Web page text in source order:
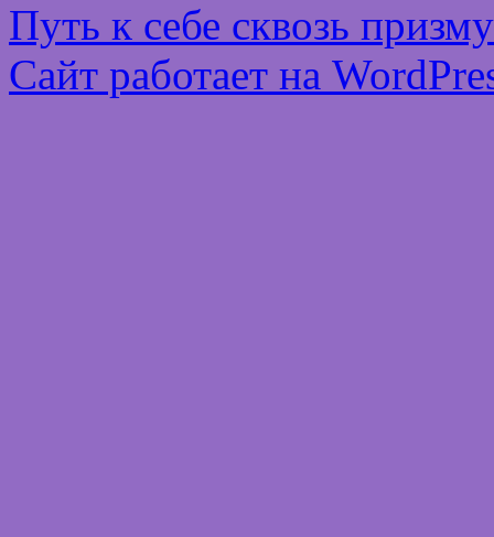
Путь к себе сквозь
Сайт работает на